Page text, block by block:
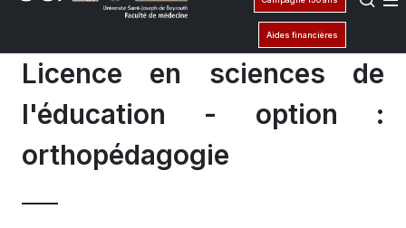
Aides financières
Licence en sciences de
l'éducation - option :
orthopédagogie